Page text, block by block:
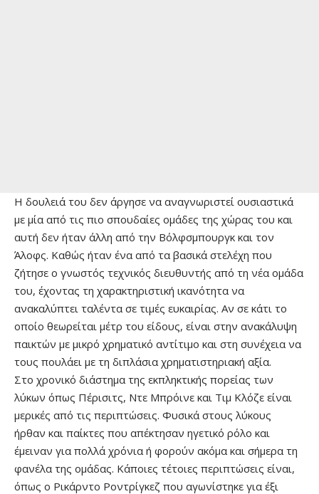
Η δουλειά του δεν άργησε να αναγνωριστεί ουσιαστικά
με μία από τις πιο σπουδαίες ομάδες της χώρας του και
αυτή δεν ήταν άλλη από την Βόλφσμπουργκ και τον
Άλοφς. Καθώς ήταν ένα από τα βασικά στελέχη που
ζήτησε ο γνωστός τεχνικός διευθυντής από τη νέα ομάδα
του, έχοντας τη χαρακτηριστική ικανότητα να
ανακαλύπτει ταλέντα σε τιμές ευκαιρίας. Αν σε κάτι το
οποίο θεωρείται μέτρ του είδους, είναι στην ανακάλυψη
παικτών με μικρό χρηματικό αντίτιμο και στη συνέχεια να
τους πουλάει με τη διπλάσια χρηματιστηριακή αξία.
Στο χρονικό διάστημα της εκπληκτικής πορείας των
λύκων όπως Πέρισιτς, Ντε Μπρόινε και Τιμ Κλόζε είναι
μερικές από τις περιπτώσεις. Φυσικά στους λύκους
ήρθαν και παίκτες που απέκτησαν ηγετικό ρόλο και
έμειναν για πολλά χρόνια ή φορούν ακόμα και σήμερα τη
φανέλα της ομάδας. Κάποιες τέτοιες περιπτώσεις είναι,
όπως ο Ρικάρντο Ροντρίγκεζ που αγωνίστηκε για έξι